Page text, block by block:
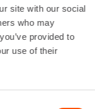
site with our social
who may
provided to
use of their